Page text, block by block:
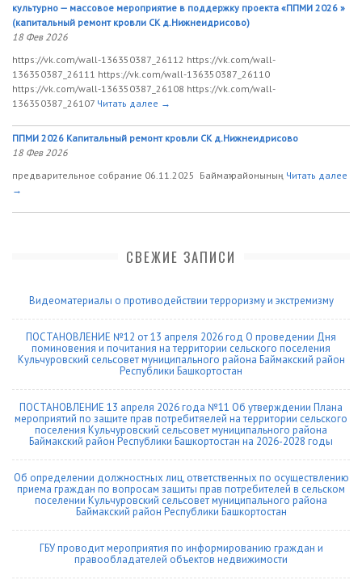
культурно — массовое мероприятие в поддержку проекта «ППМИ 2026 »
(капитальный ремонт кровли СК д.Нижнеидрисово)
18 Фев 2026
https://vk.com/wall-136350387_26112 https://vk.com/wall-
136350387_26111 https://vk.com/wall-136350387_26110
https://vk.com/wall-136350387_26108 https://vk.com/wall-
136350387_26107 Читать далее →
ППМИ 2026 Капитальный ремонт кровли СК д.Нижнеидрисово
18 Фев 2026
предварительное собрание 06.11.2025 Баймаҡ районының Читать далее
→
СВЕЖИЕ ЗАПИСИ
Видеоматериалы о противодействии терроризму и экстремизму
ПОСТАНОВЛЕНИЕ №12 от 13 апреля 2026 год О проведении Дня
поминовения и почитания на территории сельского поселения
Кульчуровский сельсовет муниципального района Баймакский район
Республики Башкортостан
ПОСТАНОВЛЕНИЕ 13 апреля 2026 года №11 Об утверждении Плана
мероприятий по защите прав потребитяелей на территории сельского
поселения Кульчуровский сельсовет муниципального района
Баймакский район Республики Башкортостан на 2026-2028 годы
Об определении должностных лиц, ответственных по осуществлению
приема граждан по вопросам защиты прав потребителей в сельском
поселении Кульчуровский сельсовет муниципального района
Баймакский район Республики Башкортостан
ГБУ проводит мероприятия по информированию граждан и
правообладателей объектов недвижимости